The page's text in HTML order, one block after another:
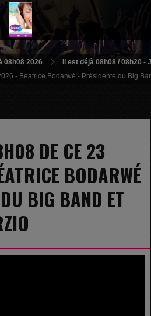
08h08 2026
Il est déjà 08h08 / 08h20 -
- Béatrice Bodarwé - Présidente du Big
DE CE 23
BODARWÉ
BIG BAND ET